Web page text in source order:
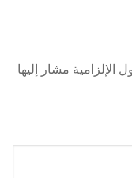
الإلزامية مشار إليها